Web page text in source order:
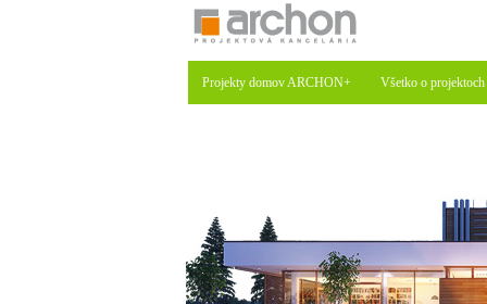
Projekty domov ARCHON+ Všetko o projektoch